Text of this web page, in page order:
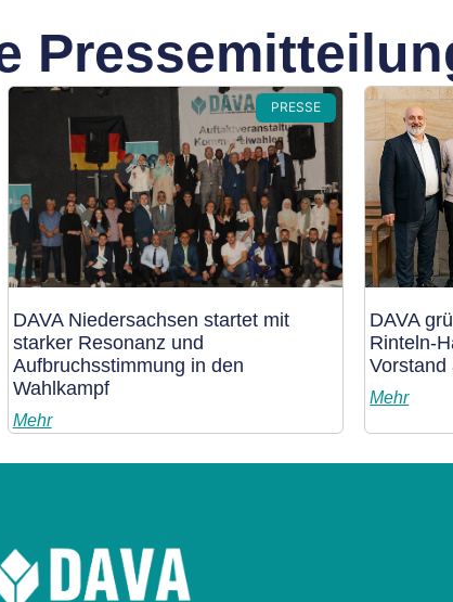
PRESSE
DAVA Niedersachsen startet mit
starker Resonanz und
Aufbruchsstimmung in den
Wahlkampf
Mehr
DAVA
Rinteln-
Vorstand
Mehr